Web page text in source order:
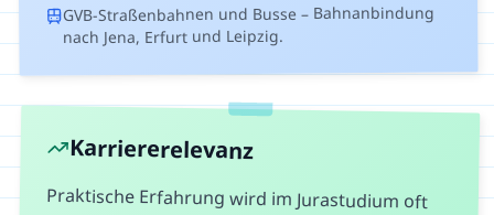
GVB-Straßenbahnen und Busse – Bahnanbindung
nach Jena, Erfurt und Leipzig.
Karriererelevanz
Praktische Erfahrung wird im Jurastudium oft
vernachlässigt, obwohl sie für den späteren
Berufseinstieg entscheidend ist. Als
Werkstudent lernst du den Kanzlei- oder
Unternehmensalltag kennen und kannst deine
juristischen Fähigkeiten an realen Fällen
schärfen. Besonders für die Wahl des
Schwerpunktbereichs und die Entscheidung
zwischen Anwalt, Richter oder
Unternehmensjurist ist diese Erfahrung